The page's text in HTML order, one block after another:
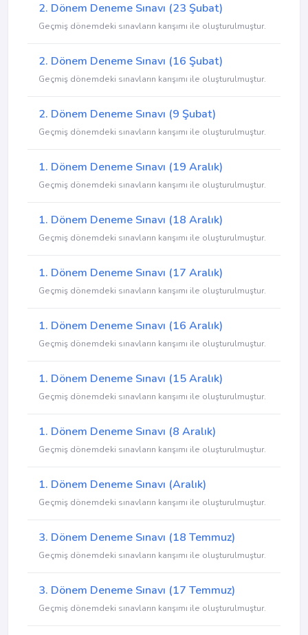
2. Dönem Deneme Sınavı (23 Şubat)
Geçmiş dönemdeki sınavların karışımı ile oluşturulmuştur.
2. Dönem Deneme Sınavı (16 Şubat)
Geçmiş dönemdeki sınavların karışımı ile oluşturulmuştur.
2. Dönem Deneme Sınavı (9 Şubat)
Geçmiş dönemdeki sınavların karışımı ile oluşturulmuştur.
1. Dönem Deneme Sınavı (19 Aralık)
Geçmiş dönemdeki sınavların karışımı ile oluşturulmuştur.
1. Dönem Deneme Sınavı (18 Aralık)
Geçmiş dönemdeki sınavların karışımı ile oluşturulmuştur.
1. Dönem Deneme Sınavı (17 Aralık)
Geçmiş dönemdeki sınavların karışımı ile oluşturulmuştur.
1. Dönem Deneme Sınavı (16 Aralık)
Geçmiş dönemdeki sınavların karışımı ile oluşturulmuştur.
1. Dönem Deneme Sınavı (15 Aralık)
Geçmiş dönemdeki sınavların karışımı ile oluşturulmuştur.
1. Dönem Deneme Sınavı (8 Aralık)
Geçmiş dönemdeki sınavların karışımı ile oluşturulmuştur.
1. Dönem Deneme Sınavı (Aralık)
Geçmiş dönemdeki sınavların karışımı ile oluşturulmuştur.
3. Dönem Deneme Sınavı (18 Temmuz)
Geçmiş dönemdeki sınavların karışımı ile oluşturulmuştur.
3. Dönem Deneme Sınavı (17 Temmuz)
Geçmiş dönemdeki sınavların karışımı ile oluşturulmuştur.